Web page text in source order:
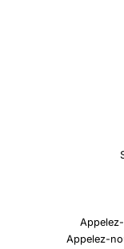
Appelez-